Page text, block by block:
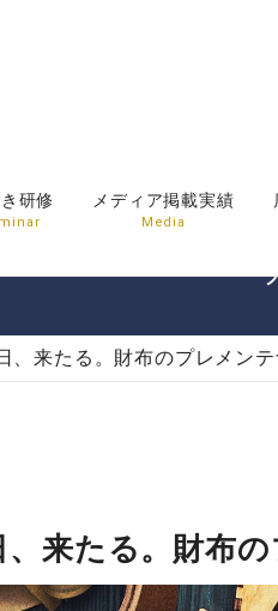
研修 メディア掲載実績
Media
、来たる。財布のプレメン
、来たる。財布